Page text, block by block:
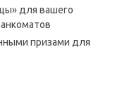
для вашего
призами для